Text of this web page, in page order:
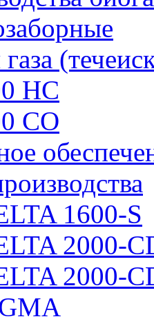
HC
CO
1600-S
2000-
2000-